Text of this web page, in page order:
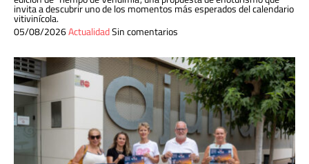
invita a descubrir uno de los momentos más esperados del calendario
vitivinícola.
05/08/2026ActualidadSin comentarios